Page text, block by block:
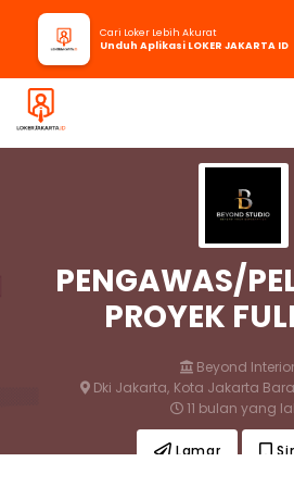
PENGAWAS/
PROYEK
Beyond Interior
Dki Jakarta, Kota Jakarta
11 bulan yang
Lamar
Cari Loker Lebih Akurat
Unduh Aplikasi LOKER JAKARTA ID